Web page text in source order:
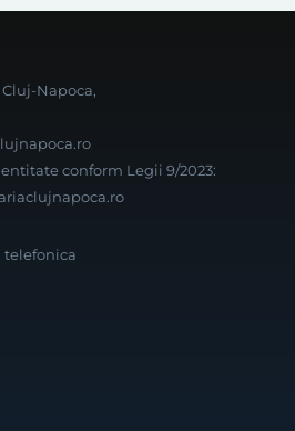
Napoca,
conform Legii 9/2023:
telefonica